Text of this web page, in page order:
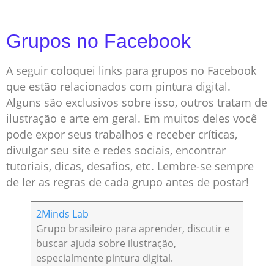
Grupos no Facebook
A seguir coloquei links para grupos no Facebook
que estão relacionados com pintura digital.
Alguns são exclusivos sobre isso, outros tratam de
ilustração e arte em geral. Em muitos deles você
pode expor seus trabalhos e receber críticas,
divulgar seu site e redes sociais, encontrar
tutoriais, dicas, desafios, etc. Lembre-se sempre
de ler as regras de cada grupo antes de postar!
2Minds Lab
Grupo brasileiro para aprender, discutir e
buscar ajuda sobre ilustração,
especialmente pintura digital.